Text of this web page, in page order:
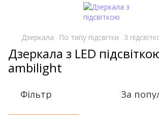
Дзеркала По типу підсвітки З
Дзеркала з LED
ambilight
Фільтр За